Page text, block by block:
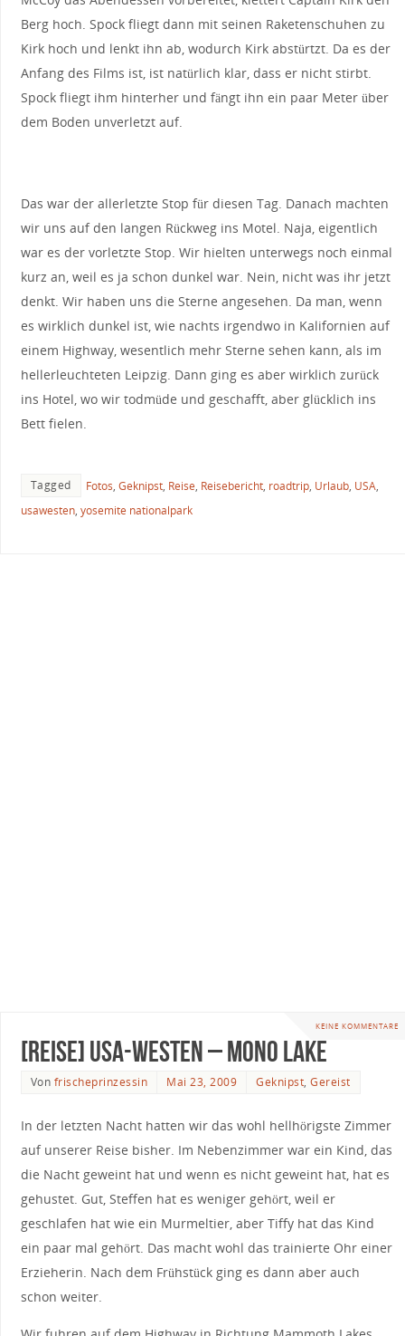
Berg hoch. Spock fliegt dann mit seinen Raketenschuhen zu
Kirk hoch und lenkt ihn ab, wodurch Kirk abstürtzt. Da es der
Anfang des Films ist, ist natürlich klar, dass er nicht stirbt.
Spock fliegt ihm hinterher und fängt ihn ein paar Meter über
dem Boden unverletzt auf.
Das war der allerletzte Stop für diesen Tag. Danach machten
wir uns auf den langen Rückweg ins Motel. Naja, eigentlich
war es der vorletzte Stop. Wir hielten unterwegs noch einmal
kurz an, weil es ja schon dunkel war. Nein, nicht was ihr jetzt
denkt. Wir haben uns die Sterne angesehen. Da man, wenn
es wirklich dunkel ist, wie nachts irgendwo in Kalifornien auf
einem Highway, wesentlich mehr Sterne sehen kann, als im
hellerleuchteten Leipzig. Dann ging es aber wirklich zurück
ins Hotel, wo wir todmüde und geschafft, aber glücklich ins
Bett fielen.
Tagged Fotos, Geknipst, Reise, Reisebericht, roadtrip, Urlaub, USA,
usawesten, yosemite nationalpark
KEINE KOMMENTARE
[Reise] USA-Westen – Mono Lake
Von frischeprinzessin Mai 23, 2009 Geknipst,Gereist
In der letzten Nacht hatten wir das wohl hellhörigste Zimmer
auf unserer Reise bisher. Im Nebenzimmer war ein Kind, das
die Nacht geweint hat und wenn es nicht geweint hat, hat es
gehustet. Gut, Steffen hat es weniger gehört, weil er
geschlafen hat wie ein Murmeltier, aber Tiffy hat das Kind
ein paar mal gehört. Das macht wohl das trainierte Ohr einer
Erzieherin. Nach dem Frühstück ging es dann aber auch
schon weiter.